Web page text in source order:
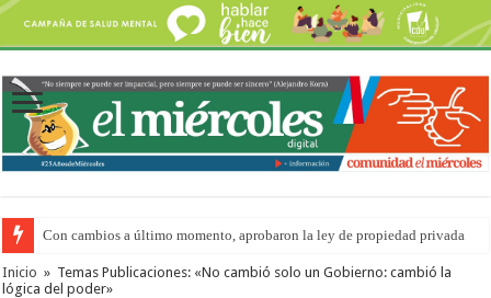
Con cambios a último momento, aprobaron la ley de propiedad privada
Del viernes 7 al domingo 9 de agosto: la agenda ¿A dónde ir? para este
Inicio » Temas Publicaciones: «No cambió solo un Gobierno: cambió la
lógica del poder»